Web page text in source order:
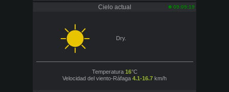
Cielo actual 09:09:19
Dry.
Temperatura 16°C
Velocidad del viento-Ráfaga 4.1-16.7 km/h